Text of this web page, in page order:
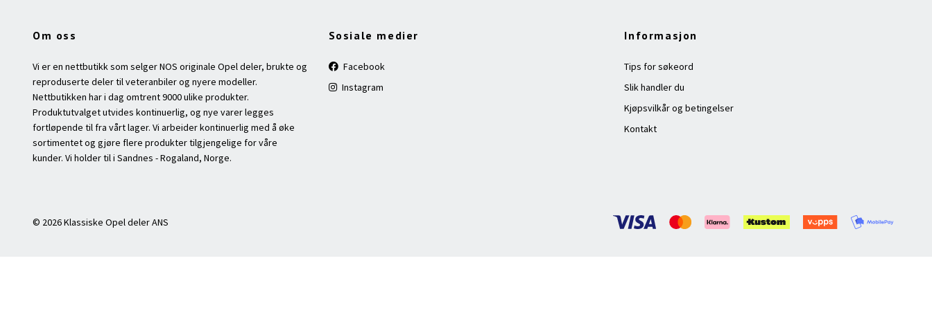
Om oss
Vi er en nettbutikk som selger NOS originale Opel deler, brukte og
reproduserte deler til veteranbiler og nyere modeller.
Nettbutikken har i dag omtrent 9000 ulike produkter.
Produktutvalget utvides kontinuerlig, og nye varer legges
fortløpende til fra vårt lager. Vi arbeider kontinuerlig med å øke
sortimentet og gjøre flere produkter tilgjengelige for våre
kunder. Vi holder til i Sandnes - Rogaland, Norge.
Sosiale medier
Facebook
Instagram
Informasjon
Tips for søkeord
Slik handler du
Kjøpsvilkår og betingelser
Kontakt
© 2026 Klassiske Opel deler ANS